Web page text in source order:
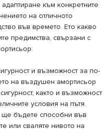
към конкретните
на отличното
във времето. Ето какво
предимства, свързани с
и възможност за по-
на въздушен амортисьор
както и възможност
условия на пътя.
ще бъдете способни във
или сваляте нивото на